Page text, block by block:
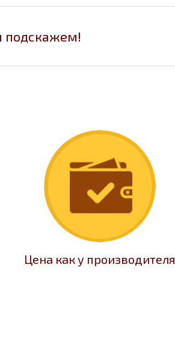
подскажем!
Цена как у производителя